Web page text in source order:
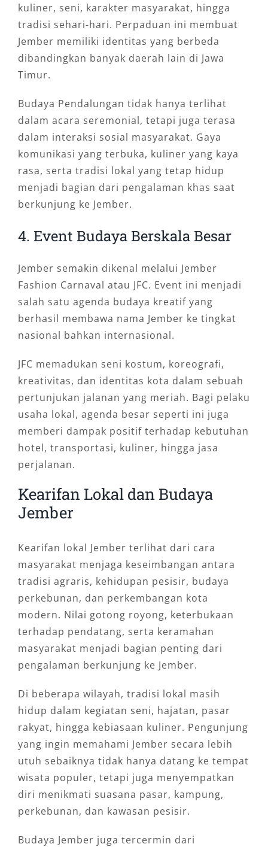
kuliner, seni, karakter masyarakat, hingga
tradisi sehari-hari. Perpaduan ini membuat
Jember memiliki identitas yang berbeda
dibandingkan banyak daerah lain di Jawa
Timur.
Budaya Pendalungan tidak hanya terlihat
dalam acara seremonial, tetapi juga terasa
dalam interaksi sosial masyarakat. Gaya
komunikasi yang terbuka, kuliner yang kaya
rasa, serta tradisi lokal yang tetap hidup
menjadi bagian dari pengalaman khas saat
berkunjung ke Jember.
4. Event Budaya Berskala Besar
Jember semakin dikenal melalui Jember
Fashion Carnaval atau JFC. Event ini menjadi
salah satu agenda budaya kreatif yang
berhasil membawa nama Jember ke tingkat
nasional bahkan internasional.
JFC memadukan seni kostum, koreografi,
kreativitas, dan identitas kota dalam sebuah
pertunjukan jalanan yang meriah. Bagi pelaku
usaha lokal, agenda besar seperti ini juga
memberi dampak positif terhadap kebutuhan
hotel, transportasi, kuliner, hingga jasa
perjalanan.
Kearifan Lokal dan Budaya
Jember
Kearifan lokal Jember terlihat dari cara
masyarakat menjaga keseimbangan antara
tradisi agraris, kehidupan pesisir, budaya
perkebunan, dan perkembangan kota
modern. Nilai gotong royong, keterbukaan
terhadap pendatang, serta keramahan
masyarakat menjadi bagian penting dari
pengalaman berkunjung ke Jember.
Di beberapa wilayah, tradisi lokal masih
hidup dalam kegiatan seni, hajatan, pasar
rakyat, hingga kebiasaan kuliner. Pengunjung
yang ingin memahami Jember secara lebih
utuh sebaiknya tidak hanya datang ke tempat
wisata populer, tetapi juga menyempatkan
diri menikmati suasana pasar, kampung,
perkebunan, dan kawasan pesisir.
Budaya Jember juga tercermin dari